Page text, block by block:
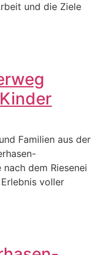
und die Ziele
Familien aus der
dem Riesenei
voller